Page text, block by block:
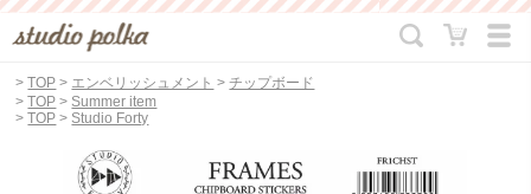
>TOP > エンベリッシュメント >チップボード
>TOP > Summer item
>TOP > Studio Forty